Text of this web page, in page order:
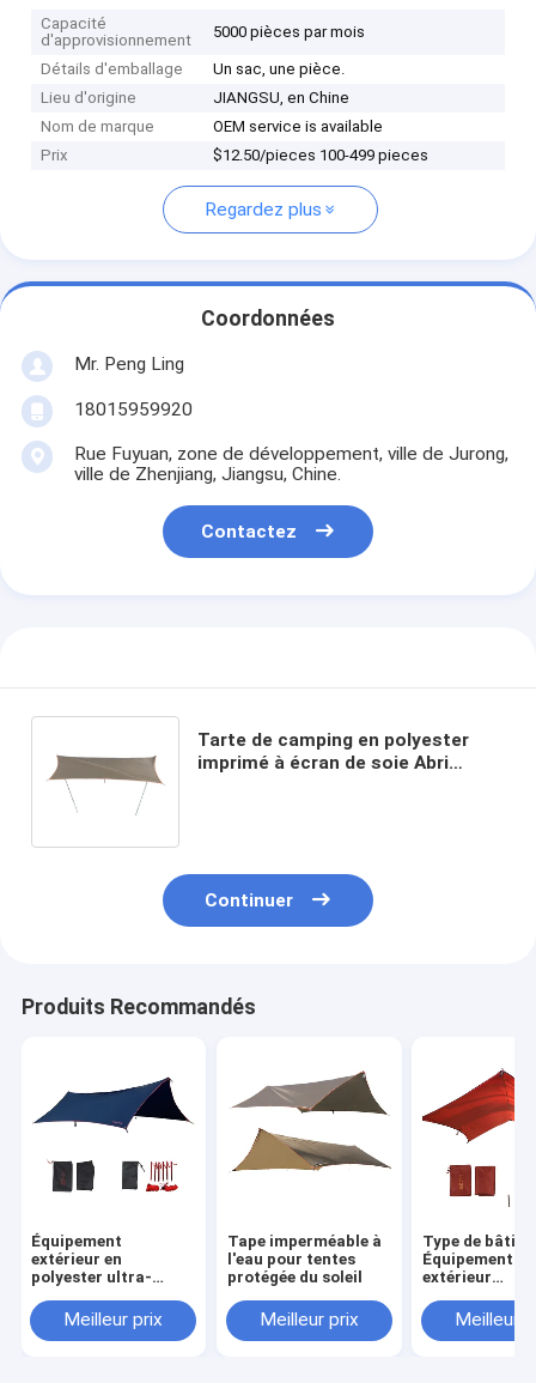
Capacité
d'approvisionnement
5000 pièces par mois
Détails d'emballage
Un sac, une pièce.
Lieu d'origine
JIANGSU, en Chine
Nom de marque
OEM service is available
Prix
$12.50/pieces 100-499 pieces
Regardez plus
Coordonnées
Mr. Peng Ling
18015959920
Rue Fuyuan, zone de développement, ville de Jurong,
ville de Zhenjiang, Jiangsu, Chine.
Contactez
Tarte de camping en polyester
imprimé à écran de soie Abri
Continuer
Produits Recommandés
Équipement
extérieur en
polyester ultra-
Meilleur prix
Tape imperméable à
l'eau pour tentes
protégée du soleil
Meilleur prix
Type de
Équipement
extérieur
sur le besoin
Polyester abri
Meilleur